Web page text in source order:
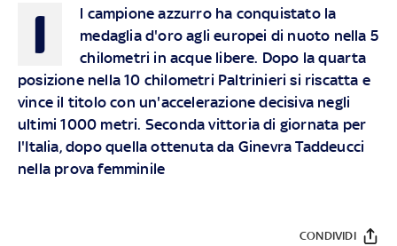
I
l campione azzurro ha conquistato la
medaglia d'oro agli europei di nuoto nella 5
chilometri in acque libere. Dopo la quarta
posizione nella 10 chilometri Paltrinieri si riscatta e
vince il titolo con un'accelerazione decisiva negli
ultimi 1000 metri. Seconda vittoria di giornata per
l'Italia, dopo quella ottenuta da Ginevra Taddeucci
nella prova femminile
CONDIVIDI